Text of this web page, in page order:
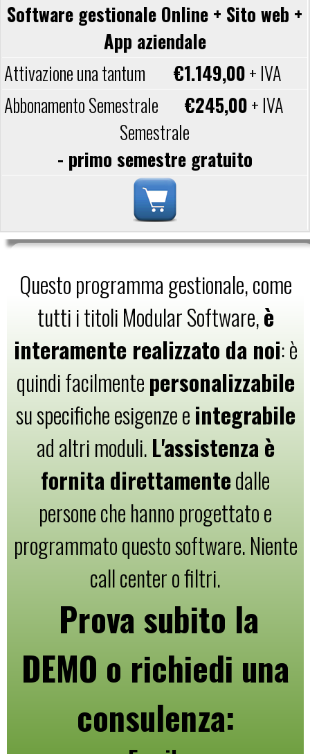
Software gestionale Online + Sito web +
App aziendale
€1.149,00+ IVA
€245,00+ IVA
Semestrale
- primo semestre gratuito
Questo programma gestionale, come
tutti i titoli Modular Software,è
interamente realizzato da noi: è
quindi facilmentepersonalizzabile
su specifiche esigenze eintegrabile
ad altri moduli.L'assistenza è
fornita direttamentedalle
persone che hanno progettato e
programmato questo software. Niente
call center o filtri.
Prova subito la
DEMO o richiedi una
consulenza: